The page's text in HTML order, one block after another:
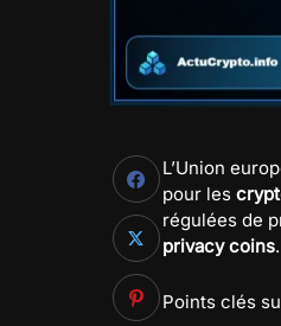
L’Union
pour les
régulées de
privacy coins
Points clés